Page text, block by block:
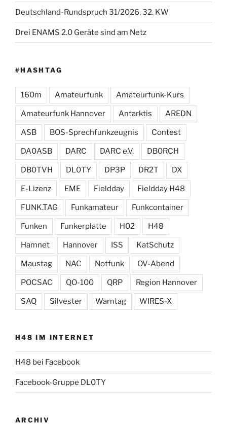
Deutschland-Rundspruch 31/2026, 32. KW
Drei ENAMS 2.0 Geräte sind am Netz
#HASHTAG
160m Amateurfunk Amateurfunk-Kurs
Amateurfunk Hannover Antarktis AREDN
ASB BOS-Sprechfunkzeugnis Contest
DA0ASB DARC DARC e.V. DB0RCH
DB0TVH DL0TY DP3P DR2T DX
E-Lizenz EME Fieldday Fieldday H48
FUNK.TAG Funkamateur Funkcontainer
Funken Funkerplatte H02 H48
Hamnet Hannover ISS KatSchutz
Maustag NAC Notfunk OV-Abend
POCSAC QO-100 QRP Region Hannover
SAQ Silvester Warntag WIRES-X
H48 IM INTERNET
H48 bei Facebook
Facebook-Gruppe DL0TY
ARCHIV